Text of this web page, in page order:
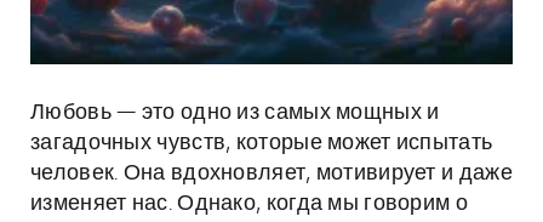
Любовь — это одно из самых мощных и
загадочных чувств, которые может испытать
человек. Она вдохновляет, мотивирует и даже
изменяет нас. Однако, когда мы говорим о